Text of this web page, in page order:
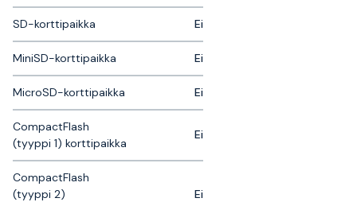
SD-korttipaikka Ei
MiniSD-korttipaikka Ei
MicroSD-korttipaikka Ei
CompactFlash
(tyyppi 1) korttipaikka
Ei
CompactFlash
(tyyppi 2)
Ei